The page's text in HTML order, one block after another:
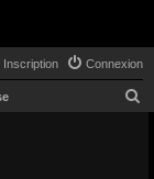
Connexion
Inscription